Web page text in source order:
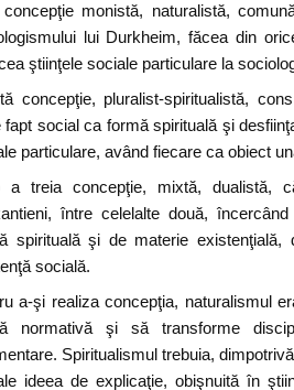
monistă, naturalistă,
lui Durkheim, făcea din
ştiinţele sociale particulare la
concepţie, pluralist-spiritualistă,
fapt social ca formă spirituală şi
particulare, având fiecare ca obiect
treia concepţie, mixtă, dualistă,
între celelalte două,
spirituală şi de materie
socială.
a-şi realiza concepţia, naturalismul
normativă şi să transforme
Spiritualismul trebuia,
ideea de explicaţie, obişnuită în